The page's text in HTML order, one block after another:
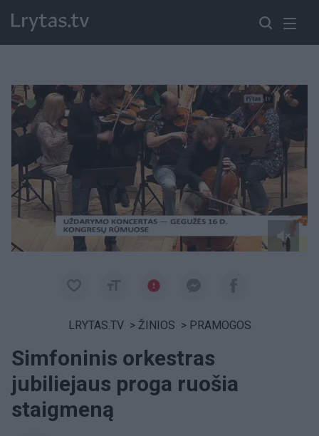
Paremkite Ukrainą
LRYTAS.TV > ŽINIOS > PRAMOGOS
Simfoninis orkestras
jubiliejaus proga ruošia
staigmeną